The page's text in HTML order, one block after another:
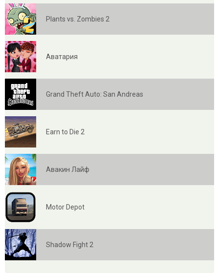
Plants vs. Zombies 2
Аватария
Grand Theft Auto: San Andreas
Earn to Die 2
Авакин Лайф
Motor Depot
Shadow Fight 2